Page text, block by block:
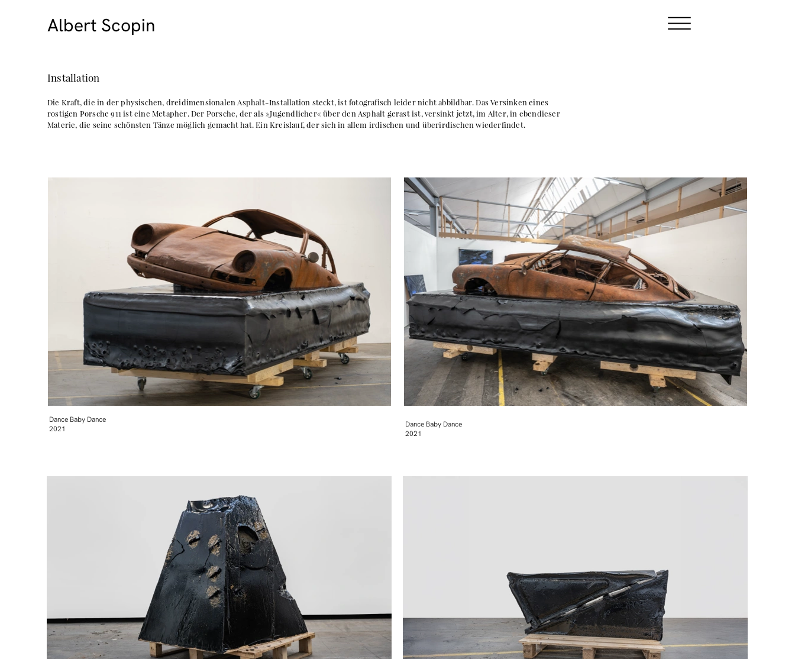
Albert Scopin
Installation
Die Kraft, die in der physischen, dreidimensionalen Asphalt-Installation steckt, ist fotografisch leider nicht abbildbar. Das Versinken eines
rostigen Porsche 911 ist eine Metapher. Der Porsche, der als »Jugendlicher« über den Asphalt gerast ist, versinkt jetzt, im Alter, in ebendieser
Materie, die seine schönsten Tänze möglich gemacht hat. Ein Kreislauf, der sich in allem irdischen und überirdischen wiederfindet.
Dance Baby Dance
2021
Dance Baby Dance
2021